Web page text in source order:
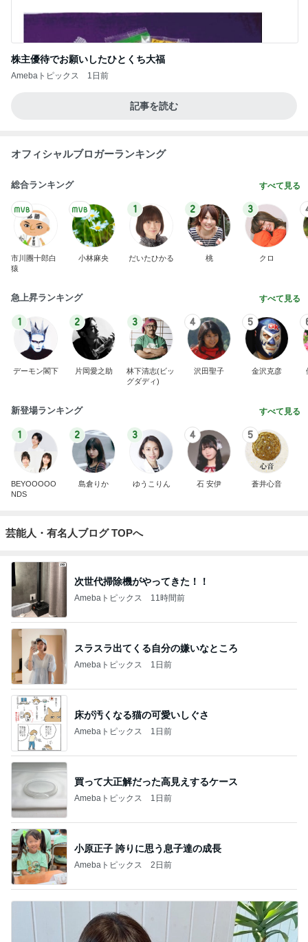
株主優待でお願いしたひとくち大福
Amebaトピックス 1日前
記事を読む
オフィシャルブロガーランキング
総合ランキング すべて見る
市川團十郎白
猿
小林麻央
1
だいたひかる
2
桃
3
クロ
急上昇ランキング すべて見る
1
デーモン閣下
2
片岡愛之助
3
林下清志(ビッ
グダディ)
4
沢田聖子
5
金沢克彦
新登場ランキング すべて見る
1
BEYOOOOO
NDS
2
島倉りか
3
ゆうこりん
4
石 安伊
5
蒼井心音
芸能人・有名人ブログ TOPへ
次世代掃除機がやってきた！！
Amebaトピックス 11時間前
スラスラ出てくる自分の嫌いなところ
Amebaトピックス 1日前
床が汚くなる猫の可愛いしぐさ
Amebaトピックス 1日前
買って大正解だった高見えするケース
Amebaトピックス 1日前
小原正子 誇りに思う息子達の成長
Amebaトピックス 2日前